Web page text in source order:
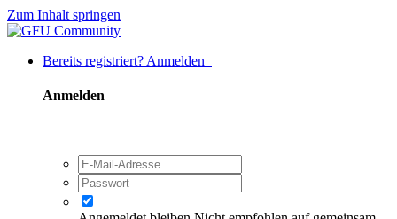
Zum Inhalt springen
Bereits registriert? Anmelden
Anmelden